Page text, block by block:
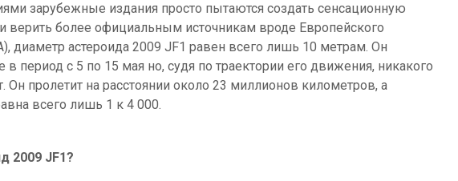
зарубежные издания просто пытаются создать сенсационную
верить более официальным источникам вроде Европейского
диаметр астероида 2009 JF1 равен всего лишь 10 метрам. Он
в период с 5 по 15 мая но, судя по траектории его движения, никакого
Он пролетит на расстоянии около 23 миллионов километров, а
всего лишь 1 к 4 000.
2009 JF1?